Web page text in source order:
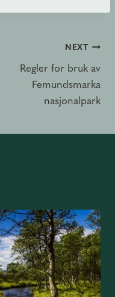
NEXT
Regler for bruk av
Femundsmarka
nasjonalpark